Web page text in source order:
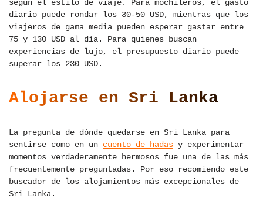
según el estilo de viaje. Para mochileros, el gasto
diario puede rondar los 30-50 USD, mientras que los
viajeros de gama media pueden esperar gastar entre
75 y 130 USD al día. Para quienes buscan
experiencias de lujo, el presupuesto diario puede
superar los 230 USD.
Alojarse en Sri Lanka
La pregunta de dónde quedarse en Sri Lanka para
sentirse como en un cuento de hadas y experimentar
momentos verdaderamente hermosos fue una de las más
frecuentemente preguntadas. Por eso recomiendo este
buscador de los alojamientos más excepcionales de
Sri Lanka.